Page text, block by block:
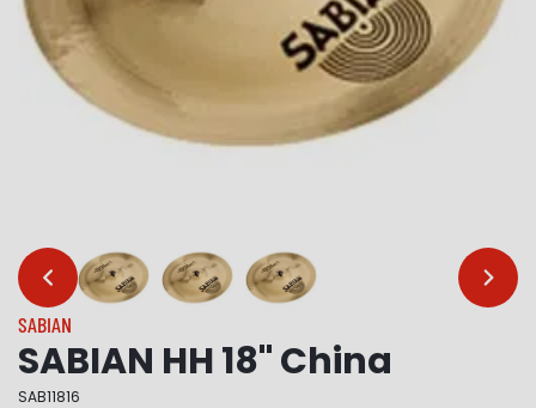
… …
SABIAN
SABIAN HH 18" China
SAB11816